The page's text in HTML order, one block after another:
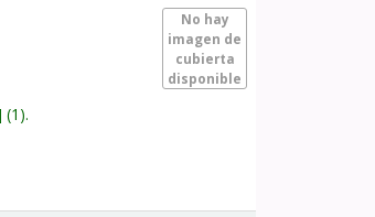
No hay
imagen de
cubierta
disponible
(1).